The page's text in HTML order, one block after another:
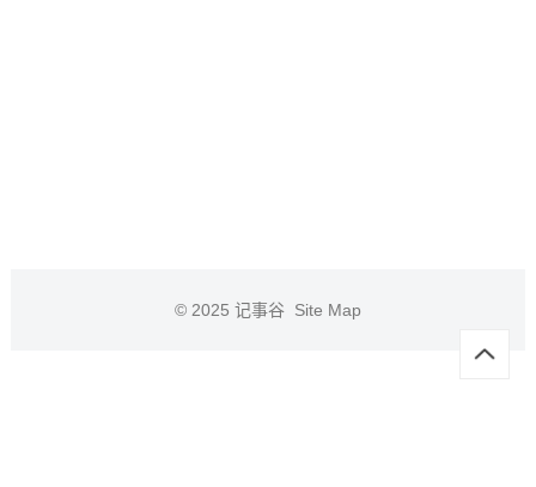
© 2025 记事谷 Site Map